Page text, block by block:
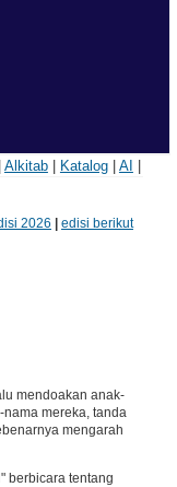
Alkitab| Katalog| AI
2026
edisi berikut
mendoakan anak-
mereka, tanda
mengarah
berbicara tentang